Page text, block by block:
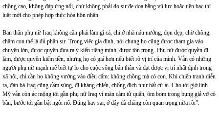
chồng cao, không đáp ứng nổi, chứ không phải do sự đe dọa bằng vũ lực hoặc tiền bạc thì
luật mới cho phép hợp thức hóa hôn nhân.
Bản thân phụ nữ Iraq không cần phải làm gì cả, chỉ ở nhà nấu nướng, dọn dẹp, chờ chồng,
chăm con thế là đủ phận sự. Trong việc gia đình, nói chung họ cũng được tham gia vào
chuyện lớn, được quyền đưa ra ý kiến riêng mình, được tôn trọng. Phụ nữ được quyền đi
làm, được quyền kiếm tiền, nhưng họ có giá hơn nếu biết rõ vị trí của mình. Vẫn có những
người phụ nữ mạnh mẽ biết tự lo cho cuộc sống bản thân và đạt được vị trí nhất định trong
xã hội, chỉ cần họ không vướng vào điều cấm: không chồng mà có con. Khi chiến tranh diễn
ra, đàn bà Iraq cũng cầm súng, đi kháng chiến, chống địch như bất cứ ai. Cho tới giờ lính
Mỹ vẫn còn ác mộng tới gần phụ nữ Iraq vì màn cảm tử quân, ôm bom trong bụng giả vờ có
bầu, bước tới gần bật ngòi nổ. Đúng hay sai, ở đây đã chẳng còn quan trọng nữa rồi”.